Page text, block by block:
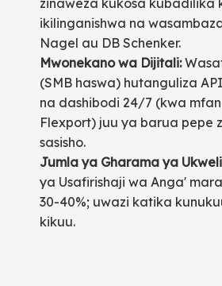
ikilinganishwa na
Nagel au DB Schenker.
Mwonekano wa Dijitali:
(SMB haswa) hutanguliza
na dashibodi 24/7 (kwa
Flexport) juu ya barua pepe
sasisho.
Jumla ya Gharama ya
ya Usafirishaji wa Anga'
30-40%; uwazi katika
kikuu.